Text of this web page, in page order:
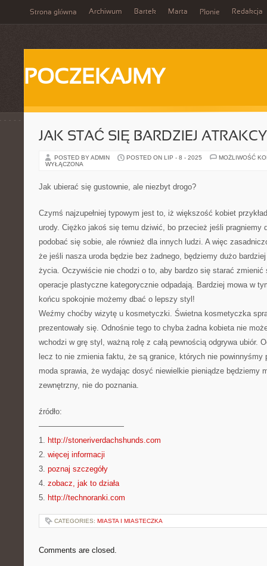
Strona główna Archiwum Bartek Marta Płonie Redakcja
POCZEKAJMY
JAK STAĆ SIĘ BARDZIEJ
POSTED BY ADMIN POSTED ON LIP - 8 - 2025
MOŻLIWOŚĆ
WYŁĄCZONA
Jak ubierać się gustownie, ale niezbyt drogo?
Czymś najzupełniej typowym jest to, iż większość kobiet
urody. Ciężko jakoś się temu dziwić, bo przecież jeśli pragniemy
podobać się sobie, ale również dla innych ludzi. A więc
że jeśli nasza uroda będzie bez żadnego, będziemy dużo
życia. Oczywiście nie chodzi o to, aby bardzo się starać zmienić
operacje plastyczne kategorycznie odpadają. Bardziej mowa w
końcu spokojnie możemy dbać o lepszy styl!
Weźmy choćby wizytę u kosmetyczki. Świetna kosmetyczka
prezentowały się. Odnośnie tego to chyba żadna kobieta nie
wchodzi w grę styl, ważną rolę z całą pewnością odgrywa ubiór.
lecz to nie zmienia faktu, że są granice, których nie powinnyśmy
moda sprawia, że wydając dosyć niewielkie pieniądze będziemy
zewnętrzny, nie do poznania.
źródło:
———————————
1. http://stoneriverdachshunds.com
2. więcej informacji
3. poznaj szczegóły
4. zobacz, jak to działa
5. http://technoranki.com
CATEGORIES: MIASTA I MIASTECZKA
Comments are closed.